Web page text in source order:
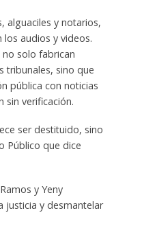
alguaciles y notarios,
los audios y videos.
solo fabrican
tribunales, sino que
pública con noticias
sin verificación.
ser destituido, sino
Público que dice
y Yeny
justicia y desmantelar